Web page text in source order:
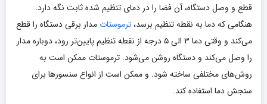
قطع و وصل دستگاه، آن فضا را در دمای تنظیم شده ثابت نگه دارد.
هنگامی که دما به نقطه تنظیم برسد،ترموستات مدار برقی دستگاه را قطع
می‌کند و وقتی دما ۳ الی ۵ درجه از نقطه تنظیم پایین‌تر رود، دوباره مدار
را وصل می‌کند و دستگاه روشن می‌شود. ترموستات ممکن است به
روش‌های مختلفی ساخته شود. و ممکن است از انواع سنسور‌ها برای
سنجش دما استفاده کند.